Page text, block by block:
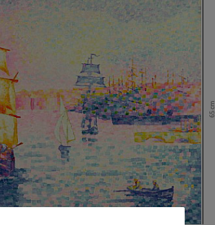
65 cm